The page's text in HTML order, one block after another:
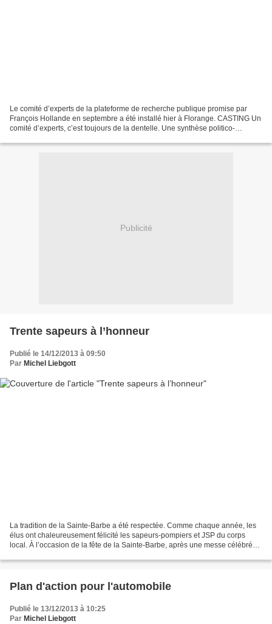
Le comité d’experts de la plateforme de recherche publique promise par
François Hollande en septembre a été installé hier à Florange. CASTING Un
comité d’experts, c’est toujours de la dentelle. Une synthèse politico-
Publicité
Trente sapeurs à l’honneur
Publié le 14/12/2013 à 09:50
Par Michel Liebgott
La tradition de la Sainte-Barbe a été respectée. Comme chaque année, les
élus ont chaleureusement félicité les sapeurs-pompiers et JSP du corps
local. À l’occasion de la fête de la Sainte-Barbe, après une messe célébrée
Plan d'action pour l'automobile
Publié le 13/12/2013 à 10:25
Par Michel Liebgott